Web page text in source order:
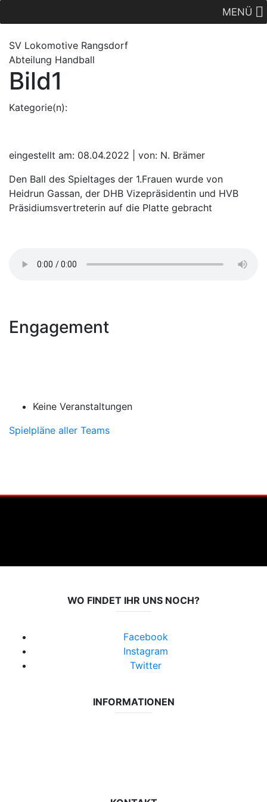
MENÜ
SV Lokomotive Rangsdorf
Abteilung Handball
Bild1
Kategorie(n):
eingestellt am: 08.04.2022 | von: N. Brämer
Den Ball des Spieltages der 1.Frauen wurde von
Heidrun Gassan, der DHB Vizepräsidentin und HVB
Präsidiumsvertreterin auf die Platte gebracht
Engagement
Keine Veranstaltungen
Spielpläne aller Teams
WO FINDET IHR UNS NOCH?
Facebook
Instagram
Twitter
INFORMATIONEN